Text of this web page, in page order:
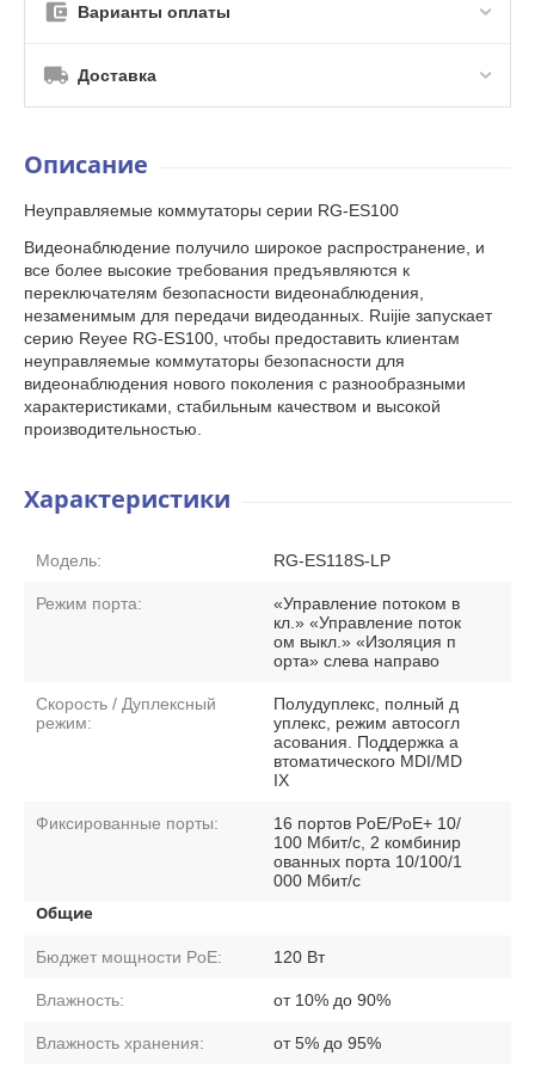
Варианты оплаты
Доставка
Описание
Неуправляемые коммутаторы серии RG-ES100
Видеонаблюдение получило широкое распространение, и
все более высокие требования предъявляются к
переключателям безопасности видеонаблюдения,
незаменимым для передачи видеоданных. Ruijie запускает
серию Reyee RG-ES100, чтобы предоставить клиентам
неуправляемые коммутаторы безопасности для
видеонаблюдения нового поколения с разнообразными
характеристиками, стабильным качеством и высокой
производительностью.
Характеристики
Модель: RG-ES118S-LP
Режим порта:
«Управление потоком в
кл.» «Управление поток
ом выкл.» «Изоляция п
орта» слева направо
Скорость / Дуплексный
режим:
Полудуплекс, полный д
уплекс, режим автосогл
асования. Поддержка а
втоматического MDI/MD
IX
Фиксированные порты:
16 портов PoE/PoE+ 10/
100 Мбит/с, 2 комбинир
ованных порта 10/100/1
000 Мбит/с
Общие
Бюджет мощности PoE: 120 Вт
Влажность: от 10% до 90%
Влажность хранения: от 5% до 95%